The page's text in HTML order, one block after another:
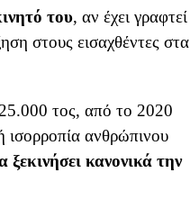
του, αν έχει γραφτεί
στους εισαχθέντες στα
25.000 τος, από το 2020
ισορροπία ανθρώπινου
ξεκινήσει κανονικά την